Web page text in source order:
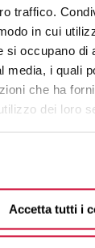
traffico.
in cui
si occupano di
media, i quali
che ha
dei loro
Accetta tutti i